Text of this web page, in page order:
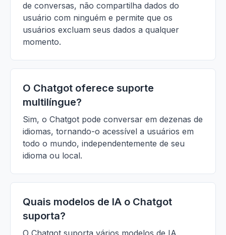
de conversas, não compartilha dados do
usuário com ninguém e permite que os
usuários excluam seus dados a qualquer
momento.
O Chatgot oferece suporte
multilíngue?
Sim, o Chatgot pode conversar em dezenas de
idiomas, tornando-o acessível a usuários em
todo o mundo, independentemente de seu
idioma ou local.
Quais modelos de IA o Chatgot
suporta?
O Chatgot suporta vários modelos de IA,